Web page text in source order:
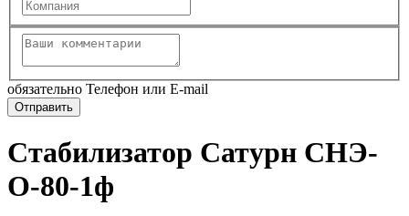
обязательно Телефон или E-mail
Стабилизатор Сатурн СНЭ-
О-80-1ф